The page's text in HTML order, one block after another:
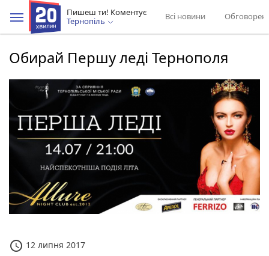
Пишеш ти! Коментує
Тернопіль
Всі новини
Обирай Першу леді Тернополя
access_time 12 липня 2017